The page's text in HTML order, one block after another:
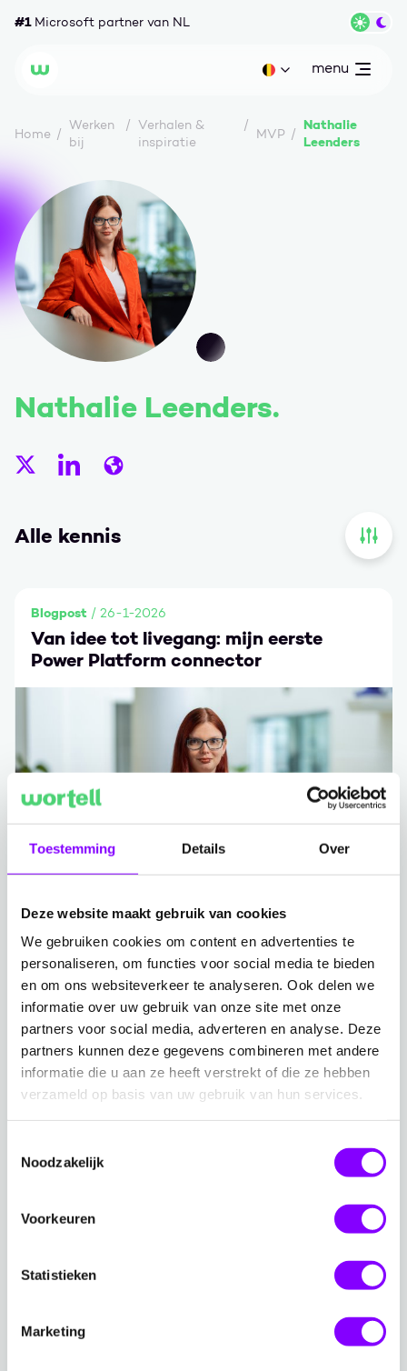
Toestemming Details Over
Deze website maakt gebruik van cookies
We gebruiken cookies om content en advertenties te
personaliseren, om functies voor social media te bieden
en om ons websiteverkeer te analyseren. Ook delen we
informatie over uw gebruik van onze site met onze
partners voor social media, adverteren en analyse. Deze
partners kunnen deze gegevens combineren met andere
informatie die u aan ze heeft verstrekt of die ze hebben
verzameld op basis van uw gebruik van hun services.
Noodzakelijk
Voorkeuren
Statistieken
Marketing
#1Microsoft partner van NL
Wortell Huidige taal: be
open
menu
Home
Werken
bij
Verhalen &
inspiratie
MVP
Nathalie
Leenders
Nathalie Leenders.
Nathalie Leenders }} op X
Nathalie Leenders op LinkedIn
Alle kennis
Blogpost / 26-1-2026
Van idee tot livegang: mijn eerste
Power Platform connector
Ga naar Van idee tot livegang: mijn eerste Power
Blogpost / 2-2-2024
Copilot Studio, wat kan je er mee?
Ga naar Copilot Studio, wat kan je er mee?